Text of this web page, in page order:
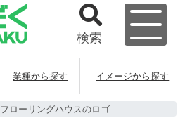
検索
業種から探す イメージから探す
フローリングハウスのロゴ